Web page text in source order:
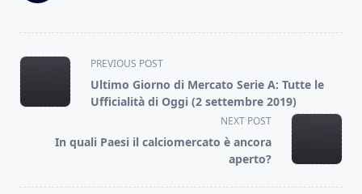
<span
class="nav-
subtitle
reader-
PREVIOUS POST
Ultimo Giorno di Mercato Serie A: Tutte le
Ufficialità di Oggi (2 settembre 2019)
NEXT POST
In quali Paesi il calciomercato è ancora
aperto?